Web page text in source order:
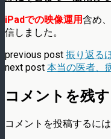
iPadでの映像運用含め
信しました。
previous post 振り返る
next post 本当の医者、
コメントを残す
コメントを投稿するには